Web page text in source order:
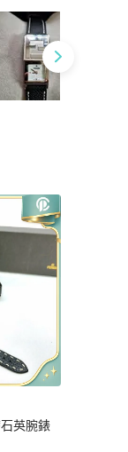
英腕錶